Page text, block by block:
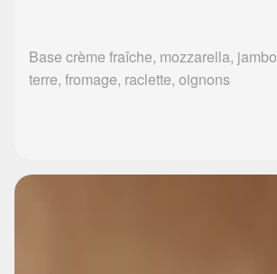
Base crème fraîche, mozzarella,
terre, fromage, raclette, oignons